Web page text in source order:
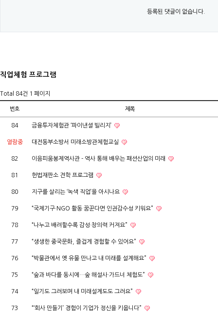
등록된 댓글이 없습니다.
직업체험 프로그램
Total 84건 1 페이지
번호 제목
84 금융투자체험관 ‘파이낸셜 빌리지’
열람중 대전동부소방서 미래소방관체험교실
82 이음피움봉제역사관 - 역사 통해 배우는 패션산업의 미래
81 헌법재판소 견학 프로그램
80 지구를 살리는 ‘녹색 직업’을 아시나요
79 “국제기구·NGO 활동 꿈꾼다면 인권감수성 키워요”
78 “나누고 배려할수록 감성·창의력 커져요”
77 “생생한 중국문화, 즐겁게 경험할 수 있어요”
76 “박물관에서 옛 유물 만나고 내 미래를 설계해요”
75 “숲과 바다를 동시에…숲 해설사·가드너 체험도”
74 “일기도 그려보며 내 미래설계도도 그려요”
73 “‘회사 만들기’ 경험이 기업가 정신을 키웁니다”